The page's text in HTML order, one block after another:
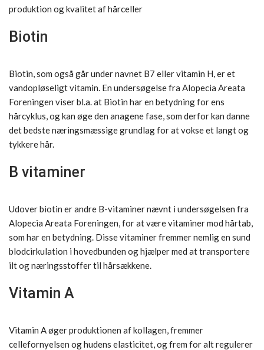
produktion og kvalitet af hårceller
Biotin
Biotin, som også går under navnet B7 eller vitamin H, er et
vandopløseligt vitamin. En undersøgelse fra Alopecia Areata
Foreningen viser bl.a. at Biotin har en betydning for ens
hårcyklus, og kan øge den anagene fase, som derfor kan danne
det bedste næringsmæssige grundlag for at vokse et langt og
tykkere hår.
B vitaminer
Udover biotin er andre B-vitaminer nævnt i undersøgelsen fra
Alopecia Areata Foreningen, for at være vitaminer mod hårtab,
som har en betydning. Disse vitaminer fremmer nemlig en sund
blodcirkulation i hovedbunden og hjælper med at transportere
ilt og næringsstoffer til hårsækkene.
Vitamin A
Vitamin A øger produktionen af kollagen, fremmer
cellefornyelsen og hudens elasticitet, og frem for alt regulerer